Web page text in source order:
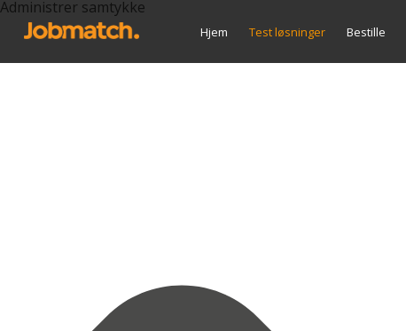
Administrer samtykke
Hjem Test løsninger Bestille